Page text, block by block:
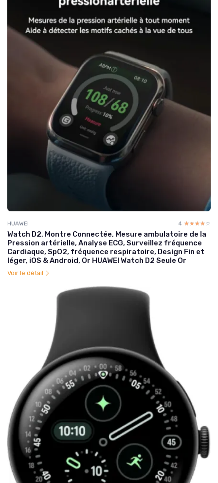
HUAWEI 4 ☆☆☆☆☆
★★★★★
Watch D2, Montre Connectée, Mesure ambulatoire de la
Pression artérielle, Analyse ECG, Surveillez fréquence
Cardiaque, SpO2, fréquence respiratoire, Design Fin et
léger, iOS & Android, Or HUAWEI Watch D2 Seule Or
Voir le détail